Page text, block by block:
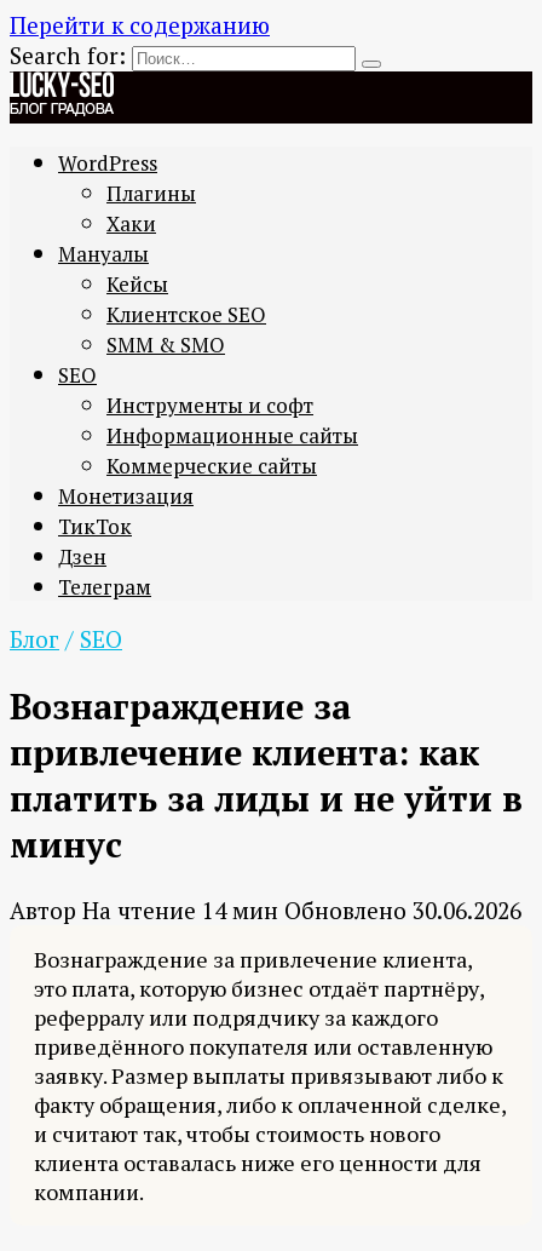
Перейти к содержанию
Search for:
WordPress
Плагины
Хаки
Мануалы
Кейсы
Клиентское SEO
SMM & SMO
SEO
Инструменты и софт
Информационные сайты
Коммерческие сайты
Монетизация
ТикТок
Дзен
Телеграм
Блог / SEO
Вознаграждение за
привлечение клиента: как
платить за лиды и не уйти в
минус
Автор На чтение 14 мин Обновлено 30.06.2026
Вознаграждение за привлечение клиента,
это плата, которую бизнес отдаёт партнёру,
реферралу или подрядчику за каждого
приведённого покупателя или оставленную
заявку. Размер выплаты привязывают либо к
факту обращения, либо к оплаченной сделке,
и считают так, чтобы стоимость нового
клиента оставалась ниже его ценности для
компании.